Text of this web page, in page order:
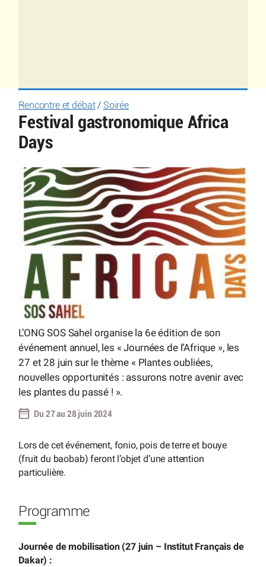
Rencontre et débat/ Soirée
Festival gastronomique Africa
Days
L’ONG SOS Sahel organise la 6e édition de son
événement annuel, les « Journées de l’Afrique », les
27 et 28 juin sur le thème « Plantes oubliées,
nouvelles opportunités : assurons notre avenir avec
les plantes du passé ! ».
Du 27 au 28 juin 2024
Lors de cet événement, fonio, pois de terre et bouye
(fruit du baobab) feront l’objet d’une attention
particulière.
Programme
Journée de mobilisation (27 juin – Institut Français de
Dakar) :